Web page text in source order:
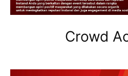
Crowd